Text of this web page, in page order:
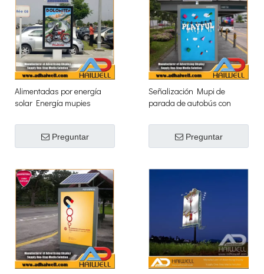
Alimentadas por energía
solar Energía mupies
Preguntar
Señalización Mupi de
parada de autobús con
Preguntar